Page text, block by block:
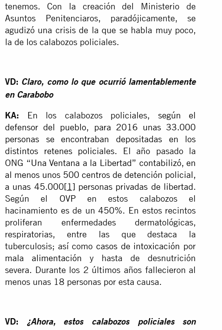
tenemos. Con la creación del Ministerio de
Asuntos Penitenciaros, paradójicamente, se
agudizó una crisis de la que se habla muy poco,
la de los calabozos policiales.
VD: Claro, como lo que ocurrió lamentablemente
en Carabobo
KA: En los calabozos policiales, según el
defensor del pueblo, para 2016 unas 33.000
personas se encontraban depositadas en los
distintos retenes policiales. El año pasado la
ONG “Una Ventana a la Libertad” contabilizó, en
al menos unos 500 centros de detención policial,
a unas 45.000[1] personas privadas de libertad.
Según el OVPen estos calabozos el
hacinamiento es de un450%. En estos recintos
proliferan enfermedades dermatológicas,
respiratorias, entre las que destaca la
tuberculosis; así comocasos de intoxicación por
mala alimentación y hasta de desnutrición
severa. Durante los 2 últimos años fallecieron al
menos unas 18 personas por esta causa.
VD:
¿Ahora, estos calabozos policiales son